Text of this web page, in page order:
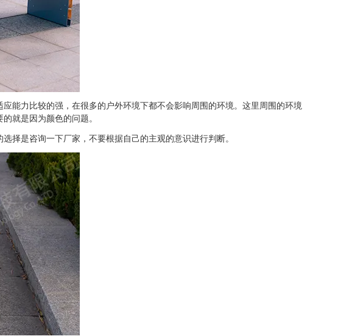
力比较的强，在很多的户外环境下都不会影响周围的环境。这里周围的环境
就是因为颜色的问题。
是咨询一下厂家，不要根据自己的主观的意识进行判断。